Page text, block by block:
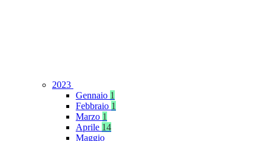
2023
Gennaio 1
Febbraio 1
Marzo 1
Aprile 14
Maggio